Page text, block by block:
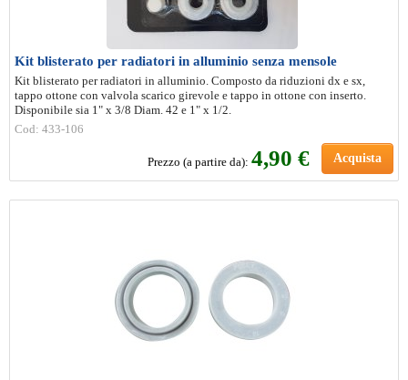
Kit blisterato per radiatori in alluminio senza mensole
Kit blisterato per radiatori in alluminio. Composto da riduzioni dx e sx,
tappo ottone con valvola scarico girevole e tappo in ottone con inserto.
Disponibile sia 1" x 3/8 Diam. 42 e 1" x 1/2.
Cod: 433-106
Prezzo (a partire da): 4,90 € Acquista